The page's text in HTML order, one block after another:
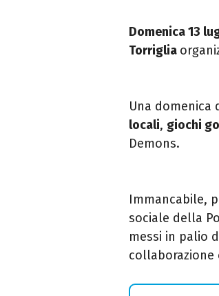
Domenica 13
Torriglia
Una domenica
locali, giochi
Demons.
Immancabile,
sociale della
messi in palio
collaborazione